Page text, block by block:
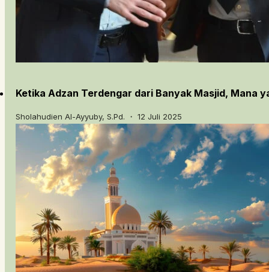
Ketika Adzan Terdengar dari Banyak Masjid, Mana
Sholahudien Al-Ayyuby, S.Pd. ・ 12 Juli 2025